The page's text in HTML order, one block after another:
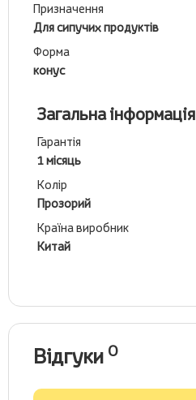
Призначення
Для сипучих продуктів
Форма
конус
Загальна інформація
Гарантія
1 місяць
Колір
Прозорий
Країна виробник
Китай
Відгуки 0